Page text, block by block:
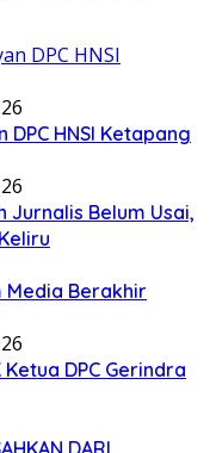
HNSI Ketapang
Jurnalis Belum Usai,
Media Berakhir
DPC Gerindra
DARI